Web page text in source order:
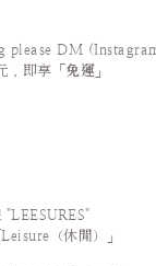
DM
，即享「 免運 」
"LEESURES"
（休閒）」